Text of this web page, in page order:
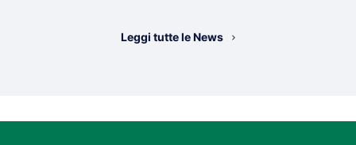
Leggi tutte le News